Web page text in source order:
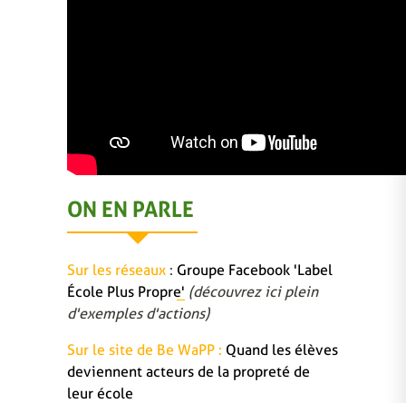
ON EN PARLE
Sur les réseaux : Groupe Facebook 'Label
École Plus Propre' (découvrez ici plein
d'exemples d'actions)
Sur le site de Be WaPP : Quand les élèves
deviennent acteurs de la propreté de
leur école